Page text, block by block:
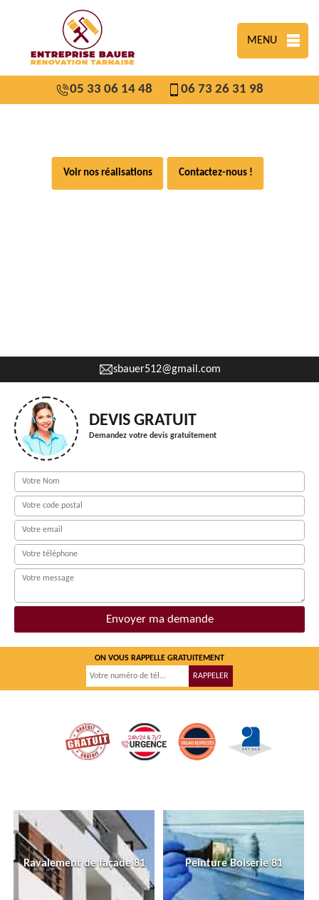
MENU
05 33 06 14 48 06 73 26 31 98
Voir nos réalisations Contactez-nous !
sbauer512@gmail.com
DEVIS GRATUIT
Demandez votre devis gratuitement
ON VOUS RAPPELLE GRATUITEMENT
Ravalement de façade 81 Peinture Boiserie 81